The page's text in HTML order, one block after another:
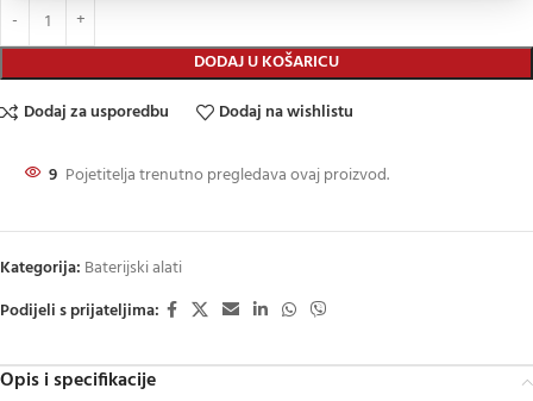
DODAJ U KOŠARICU
Dodaj za usporedbu Dodaj na wishlistu
9 Pojetitelja trenutno pregledava ovaj proizvod.
Kategorija: Baterijski alati
Podijeli s prijateljima:
Opis i specifikacije